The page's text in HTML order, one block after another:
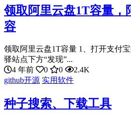
领取阿里云盘1T容量，
容
领取阿里云盘1T容量 1、打开支付
驿站点下方“发现”...
4 年前
0 0
2.4K
github开源 实用软件
种子搜索、下载工具